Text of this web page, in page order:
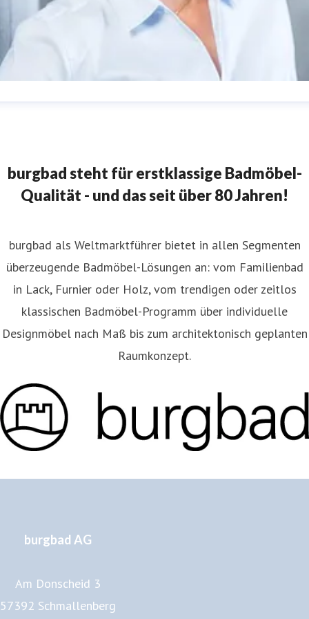
burgbad steht für erstklassige Badmöbel-
Qualität - und das seit über 80 Jahren!
burgbad als Weltmarktführer bietet in allen Segmenten
überzeugende Badmöbel-Lösungen an: vom Familienbad
in Lack, Furnier oder Holz, vom trendigen oder zeitlos
klassischen Badmöbel-Programm über individuelle
Designmöbel nach Maß bis zum architektonisch geplanten
Raumkonzept.
burgbad AG
Am Donscheid 3
57392 Schmallenberg